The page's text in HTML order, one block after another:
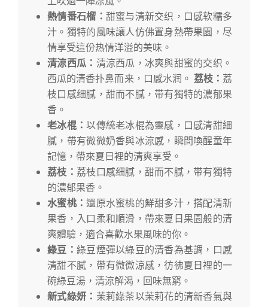
熱情番石榴： 甜蜜与清新交织，口感软糯多
汁。獨特的風味讓人仿佛置身熱帶果園，尽
情享受這份热情洋溢的美味。
清涼西瓜： 清涼西瓜，冰爽與甜蜜的交织。
西瓜的清香扑鼻而来，口感水润。 荔枝： 荔
枝口感细腻，甜而不腻，带有獨特的濃郁果
香。
老冰棍：以傳統老冰棍為靈感，口感清甜細
膩，帶有微微奶香與冰涼感，瞬間喚醒童年
記憶，帶來夏日裡的清爽享受。
荔枝： 荔枝口感细腻，甜而不腻，带有獨特
的濃郁果香。
水蜜桃：還原水蜜桃的鮮甜多汁，搭配清新
果香，入口柔和順滑，帶來夏日果園般的清
爽體驗，適合喜歡水果風味的你。
綠豆： 綠豆煙彈以綠豆的清香為基調，口感
清甜不膩，帶有微微涼感，彷彿夏日裡的一
碗綠豆湯，清涼解渴，回味無窮。
新式綠妍： 茉莉綠茶以茉莉花的清新香氣與